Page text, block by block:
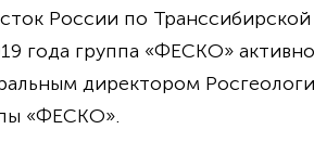
России по
года группа «ФЕСКО»
директором
«ФЕСКО».